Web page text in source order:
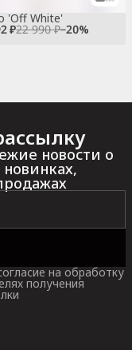
₽22 990 ₽−20%
'Off White'
новости о
на обработку
получения